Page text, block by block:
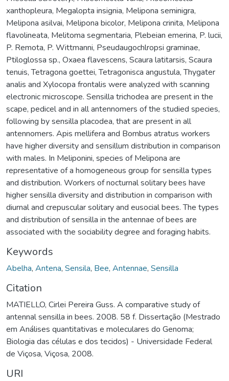
xanthopleura, Megalopta insignia, Melipona seminigra,
Melipona asilvai, Melipona bicolor, Melipona crinita, Melipona
flavolineata, Melitoma segmentaria, Plebeian emerina, P. lucii,
P. Remota, P. Wittmanni, Pseudaugochlropsi graminae,
Ptiloglossa sp., Oxaea flavescens, Scaura latitarsis, Scaura
tenuis, Tetragona goettei, Tetragonisca angustula, Thygater
analis and Xylocopa frontalis were analyzed with scanning
electronic microscope. Sensilla trichodea are present in the
scape, pedicel and in all antennomers of the studied species,
following by sensilla placodea, that are present in all
antennomers. Apis mellifera and Bombus atratus workers
have higher diversity and sensillum distribution in comparison
with males. In Meliponini, species of Melipona are
representative of a homogeneous group for sensilla types
and distribution. Workers of nocturnal solitary bees have
higher sensilla diversity and distribution in comparison with
diurnal and crepuscular solitary and eusocial bees. The types
and distribution of sensilla in the antennae of bees are
associated with the sociability degree and foraging habits.
Keywords
Abelha, Antena, Sensila, Bee, Antennae, Sensilla
Citation
MATIELLO, Cirlei Pereira Guss. A comparative study of
antennal sensilla in bees. 2008. 58 f. Dissertação (Mestrado
em Análises quantitativas e moleculares do Genoma;
Biologia das células e dos tecidos) - Universidade Federal
de Viçosa, Viçosa, 2008.
URI